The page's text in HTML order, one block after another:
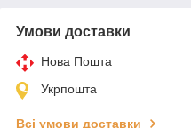
Умови доставки
Нова Пошта
Укрпошта
Всі умови доставки